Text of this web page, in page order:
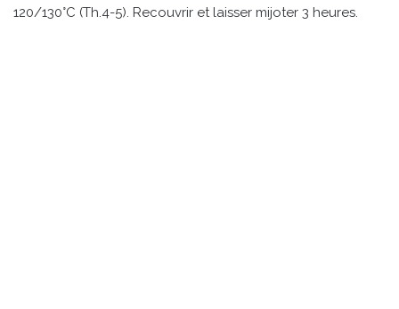
120/130°C (Th.4-5). Recouvrir et laisser mijoter 3 heures.